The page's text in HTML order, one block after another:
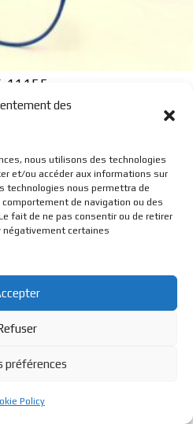
des
nous utilisons des technologies
et/ou accéder aux informations sur
technologies nous permettra de
de navigation ou des
fait de ne pas consentir ou de retirer
certaines
préférences
Policy
11155
Cueille - 39170 Lavans Les St